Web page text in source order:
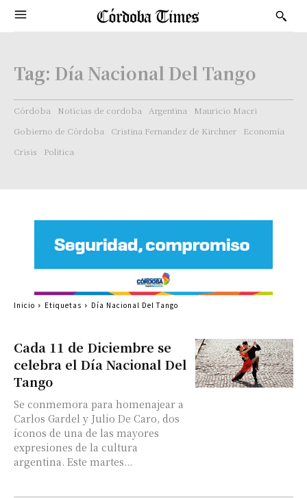
Tag: Día Nacional Del Tango
Córdoba Noticias de cordoba Argentina
Mauricio Macri
Gobierno de Córdoba
Cristina Fernandez de Kirchner
Economía
Crisis
Politica
Cada 11 de Diciembre se
celebra el Día Nacional Del
Tango
Se conmemora para homenajear a
Carlos Gardel y Julio De Caro, dos
íconos de una de las mayores
expresiones de la cultura
argentina. Este martes...
Inicio Etiquetas Día Nacional Del Tango